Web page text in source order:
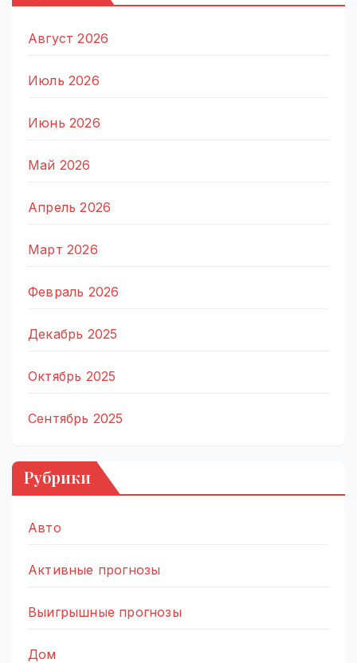
Август 2026
Июль 2026
Июнь 2026
Май 2026
Апрель 2026
Март 2026
Февраль 2026
Декабрь 2025
Октябрь 2025
Сентябрь 2025
Рубрики
Авто
Активные прогнозы
Выигрышные прогнозы
Дом